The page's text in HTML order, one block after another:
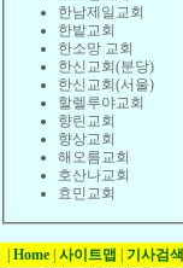
한남제일교회
한밭교회
한소망 교회
한신교회(분당)
한신교회(서울)
할렐루야교회
향린교회
향상교회
해오름교회
호산나교회
효민교회
Home 사이트맵 기사검색